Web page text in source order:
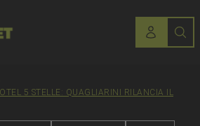
5 STELLE: QUAGLIARINI RILANCIA IL